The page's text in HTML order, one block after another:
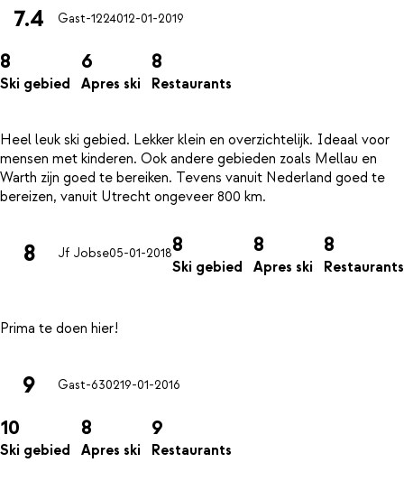
7.4 Gast-1224012-01-2019
8
Ski gebied
6
Apres ski
8
Restaurants
Heel leuk ski gebied. Lekker klein en overzichtelijk. Ideaal voor
mensen met kinderen. Ook andere gebieden zoals Mellau en
Warth zijn goed te bereiken. Tevens vanuit Nederland goed te
8 Jf Jobse05-01-20188
Ski gebied
8
Apres ski
8
Restaurants
9 Gast-630219-01-2016
10
Ski gebied
8
Apres ski
9
Restaurants